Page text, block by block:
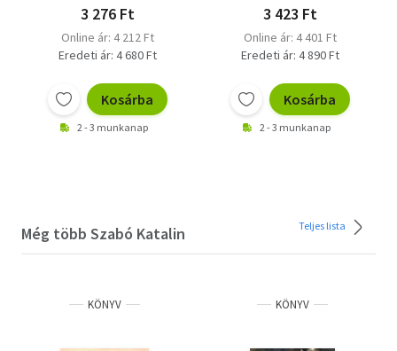
3 276 Ft
Online ár: 4 212 Ft
Eredeti ár: 4 680 Ft
Kosárba
2 - 3 munkanap
3 423 Ft
Online ár: 4 401 Ft
Eredeti ár: 4 890 Ft
Kosárba
2 - 3 munkanap
Még több Szabó Katalin Teljes lista
KÖNYV KÖNYV